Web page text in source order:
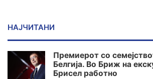
НАЈЧИТАНИ
Премиерот со
Белгија. Во Бриж на
Брисел работно